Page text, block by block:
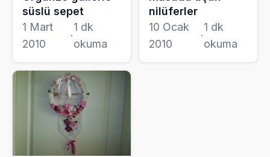
süslü sepet
1 Mart
2010
·
1 dk
okuma
nilüferler
10 Ocak
2010
·
1 dk
okuma